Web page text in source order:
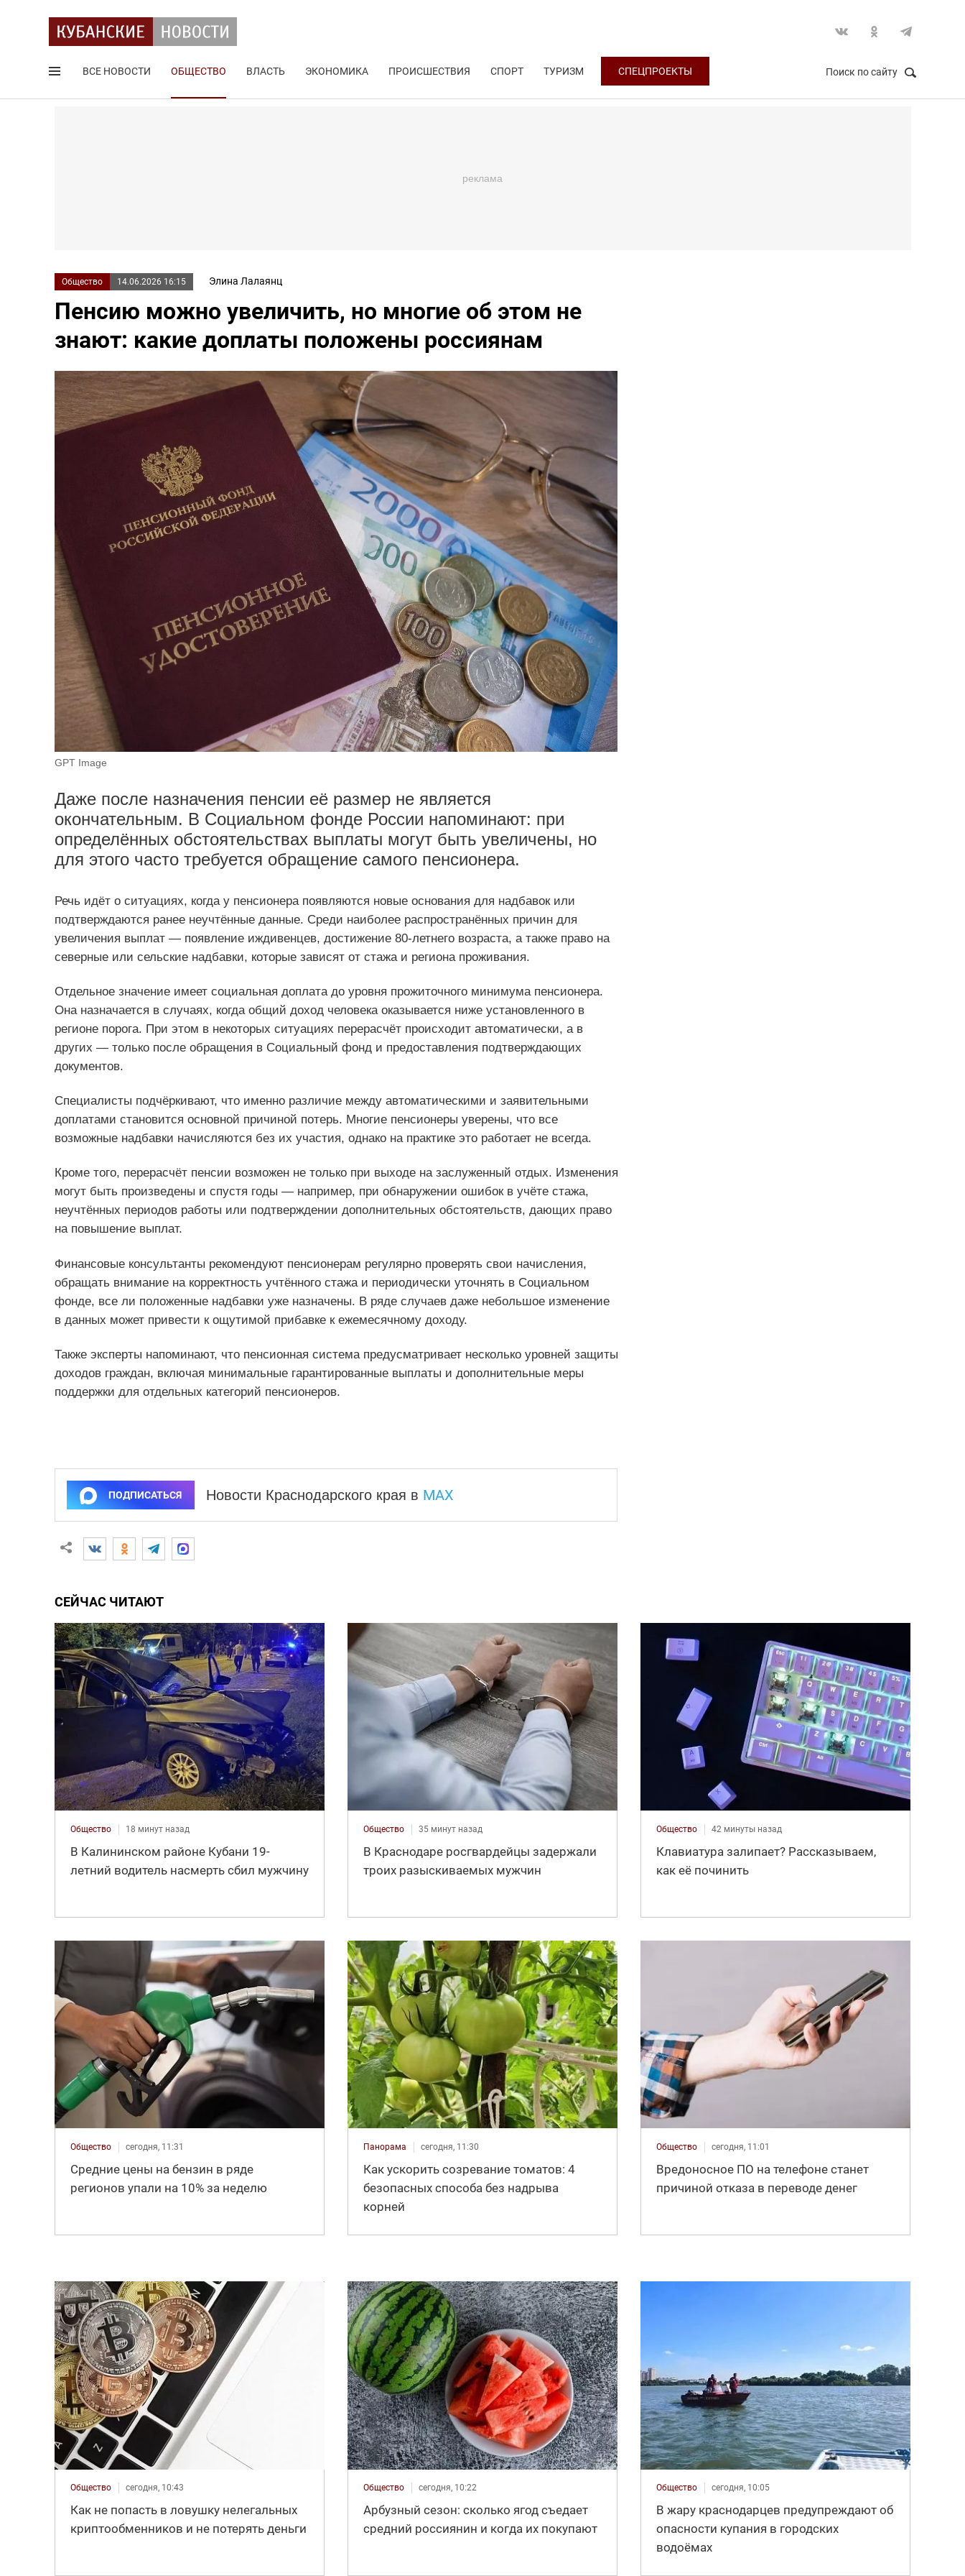
ВСЕ НОВОСТИ ОБЩЕСТВО ВЛАСТЬ ЭКОНОМИКА ПРОИСШЕСТВИЯ СПОРТ ТУРИЗМ СПЕЦПРОЕКТЫ Поиск по сайту
Общество 14.06.2026 16:15 Элина Лалаянц
Пенсию можно увеличить, но многие об этом не
знают: какие доплаты положены россиянам
GPT Image
Даже после назначения пенсии её размер не является
окончательным. В Социальном фонде России напоминают: при
определённых обстоятельствах выплаты могут быть увеличены, но
для этого часто требуется обращение самого пенсионера.
Речь идёт о ситуациях, когда у пенсионера появляются новые основания для надбавок или
подтверждаются ранее неучтённые данные. Среди наиболее распространённых причин для
увеличения выплат — появление иждивенцев, достижение 80-летнего возраста, а также право на
северные или сельские надбавки, которые зависят от стажа и региона проживания.
Отдельное значение имеет социальная доплата до уровня прожиточного минимума пенсионера.
Она назначается в случаях, когда общий доход человека оказывается ниже установленного в
регионе порога. При этом в некоторых ситуациях перерасчёт происходит автоматически, а в
других — только после обращения в Социальный фонд и предоставления подтверждающих
документов.
Специалисты подчёркивают, что именно различие между автоматическими и заявительными
доплатами становится основной причиной потерь. Многие пенсионеры уверены, что все
возможные надбавки начисляются без их участия, однако на практике это работает не всегда.
Кроме того, перерасчёт пенсии возможен не только при выходе на заслуженный отдых. Изменения
могут быть произведены и спустя годы — например, при обнаружении ошибок в учёте стажа,
неучтённых периодов работы или подтверждении дополнительных обстоятельств, дающих право
на повышение выплат.
Финансовые консультанты рекомендуют пенсионерам регулярно проверять свои начисления,
обращать внимание на корректность учтённого стажа и периодически уточнять в Социальном
фонде, все ли положенные надбавки уже назначены. В ряде случаев даже небольшое изменение
в данных может привести к ощутимой прибавке к ежемесячному доходу.
Также эксперты напоминают, что пенсионная система предусматривает несколько уровней защиты
доходов граждан, включая минимальные гарантированные выплаты и дополнительные меры
поддержки для отдельных категорий пенсионеров.
ПОДПИСАТЬСЯ Новости Краснодарского края в MAX
СЕЙЧАС ЧИТАЮТ
Общество 18 минут назад
В Калининском районе Кубани 19-
летний водитель насмерть сбил мужчину
Общество 35 минут назад
В Краснодаре росгвардейцы задержали
троих разыскиваемых мужчин
Общество 42 минуты назад
Клавиатура залипает? Рассказываем,
как её починить
Общество сегодня, 11:31
Средние цены на бензин в ряде
регионов упали на 10% за неделю
Панорама сегодня, 11:30
Как ускорить созревание томатов: 4
безопасных способа без надрыва
корней
Общество сегодня, 11:01
Вредоносное ПО на телефоне станет
причиной отказа в переводе денег
Общество сегодня, 10:43
Как не попасть в ловушку нелегальных
криптообменников и не потерять деньги
Общество сегодня, 10:22
Арбузный сезон: сколько ягод съедает
средний россиянин и когда их покупают
Общество сегодня, 10:05
В жару краснодарцев предупреждают об
опасности купания в городских
водоёмах